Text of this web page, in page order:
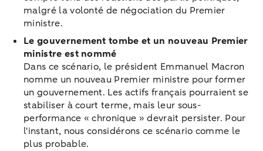
malgré la volonté de négociation du Premier
ministre.
Le gouvernement tombe et un nouveau Premier
ministre est nommé
Dans ce scénario, le président Emmanuel Macron
nomme un nouveau Premier ministre pour former
un gouvernement. Les actifs français pourraient se
stabiliser à court terme, mais leur sous-
performance « chronique » devrait persister. Pour
l'instant, nous considérons ce scénario comme le
plus probable.